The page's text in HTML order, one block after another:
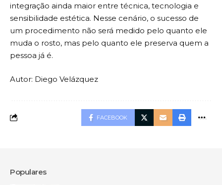
integração ainda maior entre técnica, tecnologia e
sensibilidade estética. Nesse cenário, o sucesso de
um procedimento não será medido pelo quanto ele
muda o rosto, mas pelo quanto ele preserva quem a
pessoa já é.
Autor: Diego Velázquez
FACEBOOK
Populares